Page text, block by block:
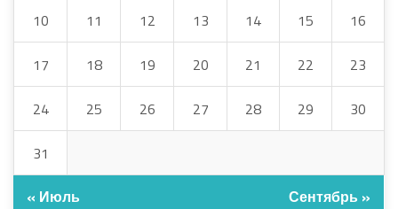
10 11 12 13 14 15 16
17 18 19 20 21 22 23
24 25 26 27 28 29 30
31
« Июль Сентябрь »